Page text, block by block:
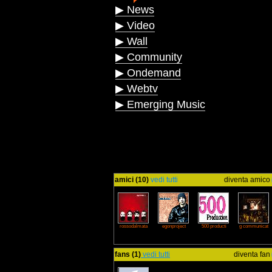
▶ News
▶ Video
▶ Wall
▶ Community
▶ Ondemand
▶ Webtv
▶ Emerging Music
amici (10) vedi tutti diventa amico
rossodalmata egonproject 500 producti g communicat
fans (1) vedi tutti diventa fan